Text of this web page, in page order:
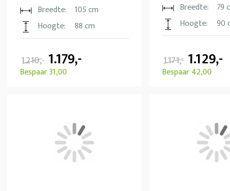
Breedte:
105 cm
Hoogte:
88 cm
1.210,- 1.179,-
Bespaar 31,00
Breedte:
79
Hoogte:
90
1.171,- 1.129,-
Bespaar 42,00